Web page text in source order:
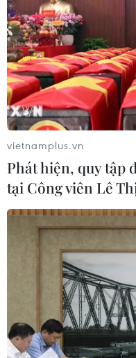
Vietcombank
trong nước và
02/12/2016 09:16
Năm năm liên tiếp
phẩm đạt Thương
Thương hiệu Quốc gia
vietnamplus.vn
Phát hiện, quy tập
tại Công viên Lê